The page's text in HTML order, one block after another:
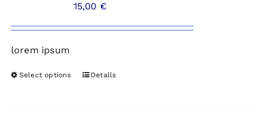
15,00 €
lorem ipsum
Select options Detalls